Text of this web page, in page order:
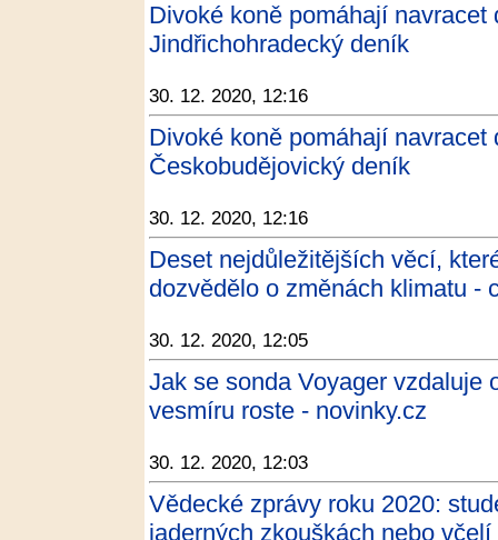
Divoké koně pomáhají
Jindřichohradecký deník
30. 12. 2020, 12:16
Divoké koně pomáhají
Českobudějovický deník
30. 12. 2020, 12:16
Deset nejdůležitějších věcí,
dozvědělo o změnách klimatu -
30. 12. 2020, 12:05
Jak se sonda Voyager vzdaluje
vesmíru roste - novinky.cz
30. 12. 2020, 12:03
Vědecké zprávy roku 2020:
jaderných zkouškách nebo